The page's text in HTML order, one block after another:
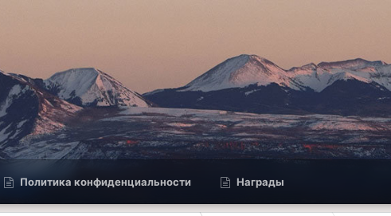
Политика конфиденциальности Награды